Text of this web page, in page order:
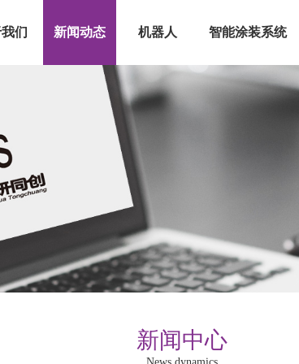
们 新闻动态 机器人 智能涂装系统
新闻中心